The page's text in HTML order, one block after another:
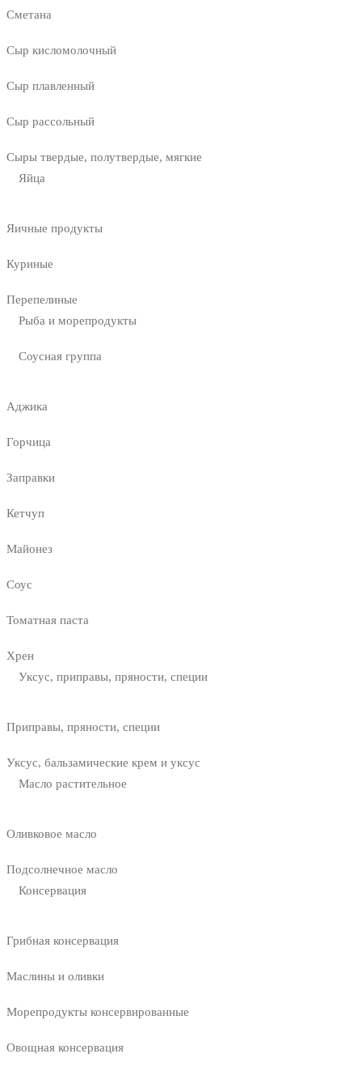
Сметана
Сыр кисломолочный
Сыр плавленный
Сыр рассольный
Сыры твердые, полутвердые, мягкие
Яйца
Яичные продукты
Куриные
Перепелиные
Рыба и морепродукты
Соусная группа
Аджика
Горчица
Заправки
Кетчуп
Майонез
Соус
Томатная паста
Хрен
Уксус, приправы, пряности, специи
Приправы, пряности, специи
Уксус, бальзамические крем и уксус
Масло растительное
Оливковое масло
Подсолнечное масло
Консервация
Грибная консервация
Маслины и оливки
Морепродукты консервированные
Овощная консервация